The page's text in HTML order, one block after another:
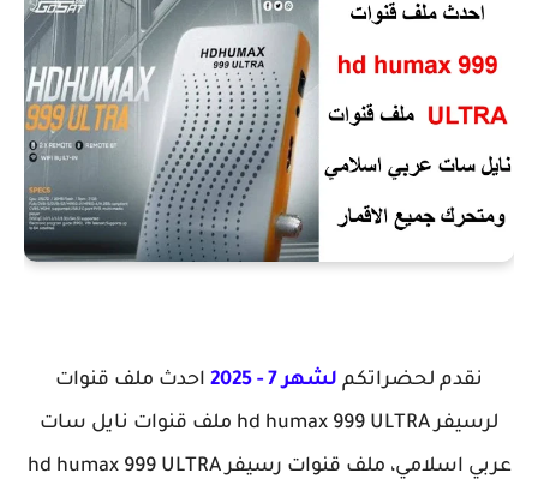
نقدم لحضراتكم لشهر 7 - 2025
احدث ملف قنوات
لرسيفر hd humax 999 ULTRA ملف قنوات نايل سات
عربي اسلامي، ملف قنوات رسيفر hd humax 999 ULTRA